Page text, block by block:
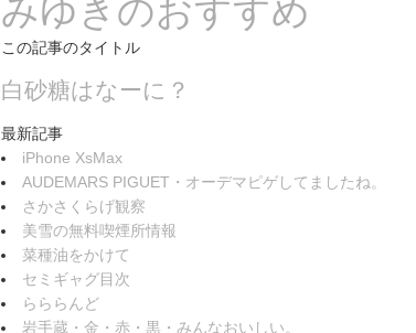
みゆきのおすすめ
この記事のタイトル
白砂糖はなーに？
最新記事
iPhone XsMax
AUDEMARS PIGUET・オーデマピゲしてましたね。
さかさくらげ観察
美雪の無料喫煙所情報
菜種油をかけて
セミギャグ目次
らららんど
岩手蔵・金・赤・黒・みんなおいしい。